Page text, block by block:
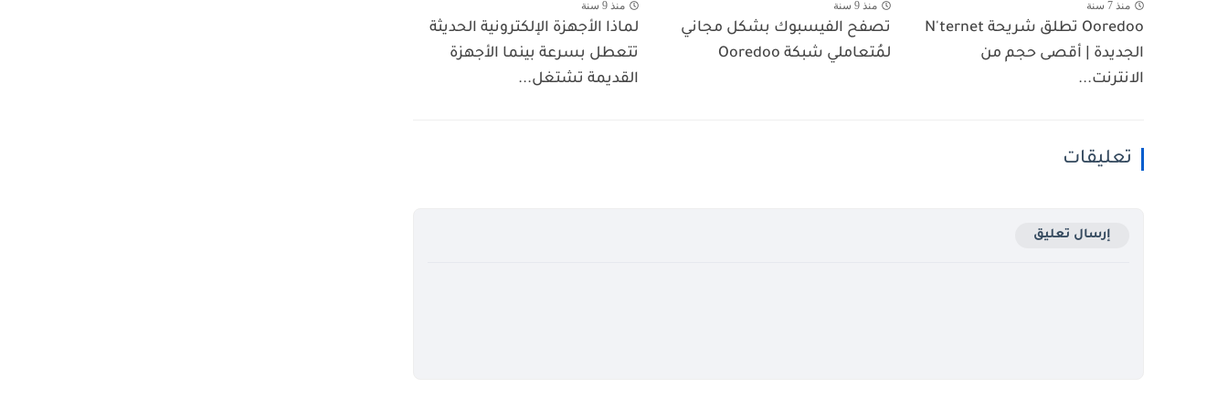
منذ 7 سنة
Ooredoo تطلق شريحة N'ternet
الجديدة | أقصى حجم من
الانترنت...
منذ 9 سنة
تصفح الفيسبوك بشكل مجاني
لمُتعاملي شبكة Ooredoo
منذ 9 سنة
لماذا الأجهزة الإلكترونية الحديثة
تتعطل بسرعة بينما الأجهزة
القديمة تشتغل...
تعليقات
إرسال تعليق